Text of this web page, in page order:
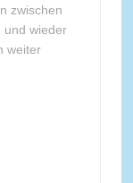
zwischen
und wieder
weiter